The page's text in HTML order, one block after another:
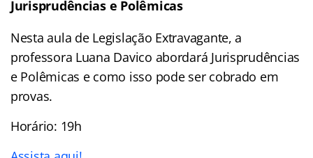
Jurisprudências e Polêmicas
Nesta aula de Legislação Extravagante, a
professora Luana Davico abordará Jurisprudências
e Polêmicas e como isso pode ser cobrado em
provas.
Horário: 19h